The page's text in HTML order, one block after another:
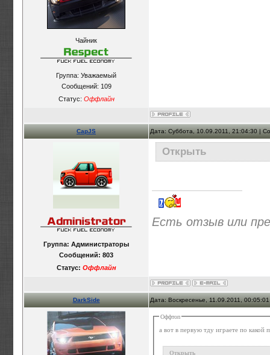
Чайник
Группа: Уважаемый
Сообщений: 109
Статус: Оффлайн
CapJS Дата: Суббота, 10.09.2011, 21:04:30 |
Группа: Администраторы
Сообщений: 803
Статус: Оффлайн
Открыть
Есть отзыв или
DarkSide Дата: Воскресенье, 11.09.2011,
Оффтоп
а вот в первую тду играете по какой
Открыть